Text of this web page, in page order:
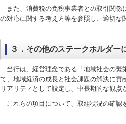
また、消費税の免税事業者との取引関係
の対応に関する考え方等を参照し、適切な
３．その他のステークホルダー
当行は、経営理念である「地域社会の繁
て、地域経済の成長と社会課題の解決に
リアリティとして設定し、中長期的な観
これらの項目について、取組状況の確認